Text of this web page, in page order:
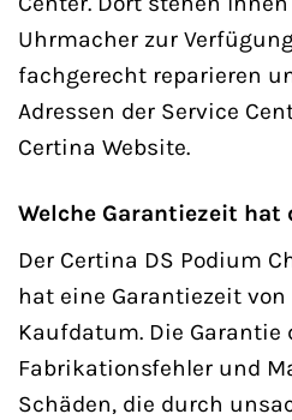
Uhrmacher zur
fachgerecht reparieren
Adressen der Service
Certina Website.
Welche Garantiezeit hat
Der Certina DS Podium
hat eine Garantiezeit
Kaufdatum. Die Garantie
Fabrikationsfehler und
Schäden, die durch